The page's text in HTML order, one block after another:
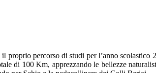
percorso di studi per l’anno scolastico
di 100 Km, apprezzando le bellezze